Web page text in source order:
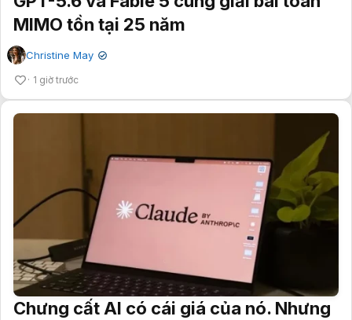
MIMO tồn tại 25 năm
Christine May ✔
1 giờ trước
Chưng cất AI có cái giá của nó. Nhưng